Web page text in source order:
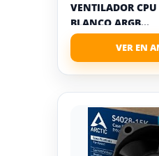
VENTILADOR
BLANCO ARGB...